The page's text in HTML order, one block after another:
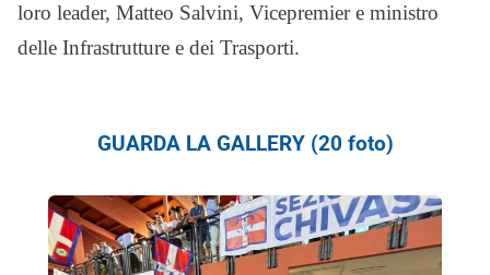
loro leader, Matteo Salvini, Vicepremier e ministro
delle Infrastrutture e dei Trasporti.
GUARDA LA GALLERY (20 foto)